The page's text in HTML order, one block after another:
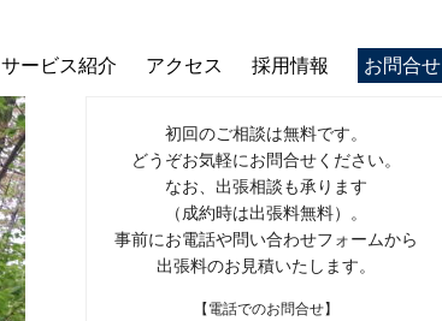
サービス紹介 アクセス 採用情報 お問合せ
初回のご相談は無料です。
どうぞお気軽にお問合せください。
なお、出張相談も承ります
（成約時は出張料無料）。
事前にお電話や問い合わせフォームから
出張料のお見積いたします。
【電話でのお問合せ】